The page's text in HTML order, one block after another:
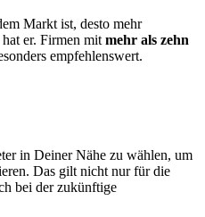
Markt ist, desto mehr
er. Firmen mit mehr als zehn
empfehlenswert.
in Deiner Nähe zu wählen, um
Das gilt nicht nur für die
bei der zukünftige